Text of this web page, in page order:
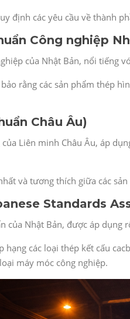
định các yêu cầu về thành
Công nghiệp
của Nhật Bản, nổi tiếng
bảo rằng các sản phẩm thép
Châu Âu)
Liên minh Châu Âu, áp
và tương thích giữa các
Standards
của Nhật Bản, được áp dụng
hạng các loại thép kết cấu
máy móc công nghiệp.